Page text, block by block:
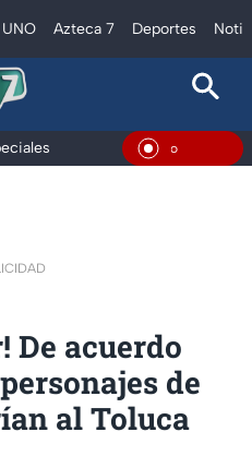
Azteca 7 Deportes
En
De acuerdo
de
al Toluca